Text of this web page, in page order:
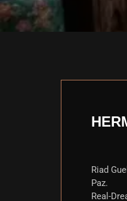
Riad
Paz.
Real-